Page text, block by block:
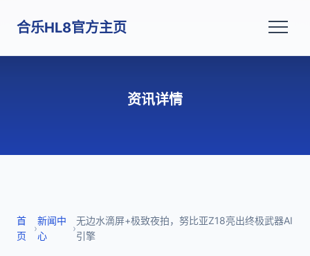
合乐HL8官方主页
资讯详情
首
页
›
新闻中
心
›
无边水滴屏+极致夜拍，努比亚Z18亮出终极武器AI
引擎